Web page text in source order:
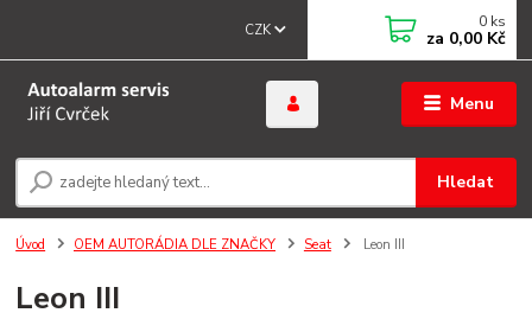
Menu
CZK
Hledat
0 ks
za 0,00 Kč
Úvod OEM AUTORÁDIA DLE ZNAČKY Seat Leon III
Leon III